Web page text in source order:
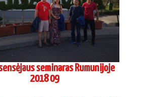
seminaras Rumunijoje
2018 09